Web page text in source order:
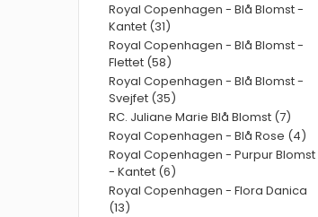
Royal Copenhagen - Blå Blomst -
Kantet (31)
Royal Copenhagen - Blå Blomst -
Flettet (58)
Royal Copenhagen - Blå Blomst -
Svejfet (35)
RC. Juliane Marie Blå Blomst (7)
Royal Copenhagen - Blå Rose (4)
Royal Copenhagen - Purpur Blomst
- Kantet (6)
Royal Copenhagen - Flora Danica
(13)